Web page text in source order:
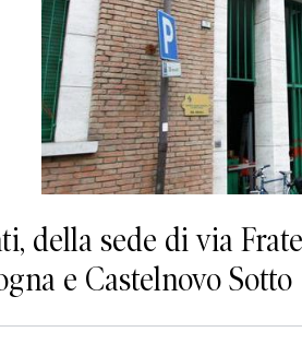
della sede di via
e Castelnovo Sotto